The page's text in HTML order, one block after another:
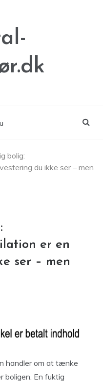
bolig:
du ikke ser – men
er en
ser – men
handler om at tænke
boligen. En fuktig